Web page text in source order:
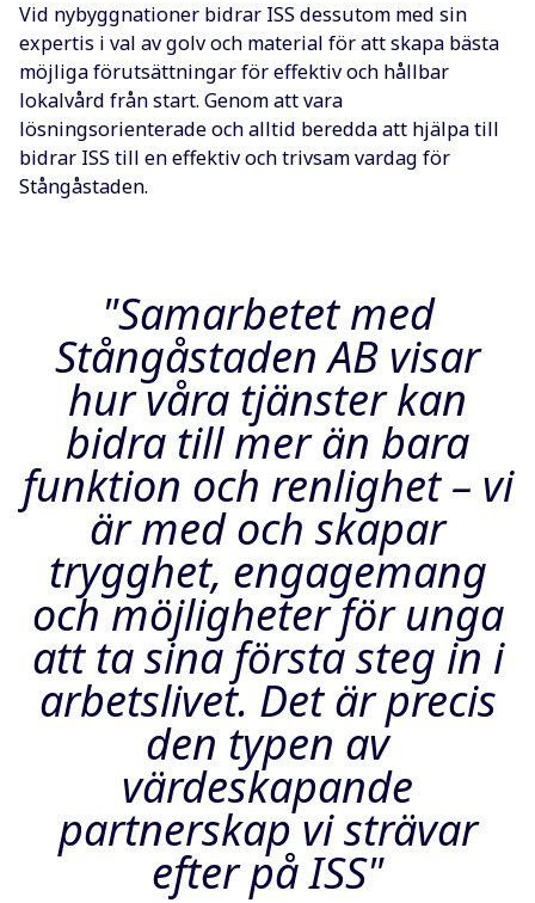
Vid nybyggnationer bidrar ISS dessutom med sin
expertis i val av golv och material för att skapa bästa
möjliga förutsättningar för effektiv och hållbar
lokalvård från start. Genom att vara
lösningsorienterade och alltid beredda att hjälpa till
bidrar ISS till en effektiv och trivsam vardag för
Stångåstaden.
"Samarbetet med
Stångåstaden AB visar
hur våra tjänster kan
bidra till mer än bara
funktion och renlighet – vi
är med och skapar
trygghet, engagemang
och möjligheter för unga
att ta sina första steg in i
arbetslivet. Det är precis
den typen av
värdeskapande
partnerskap vi strävar
efter på ISS"